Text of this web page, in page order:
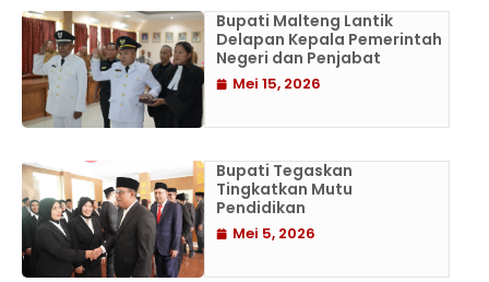
Bupati Malteng Lantik
Delapan Kepala Pemerintah
Negeri dan Penjabat
Mei 15, 2026
Bupati Tegaskan
Tingkatkan Mutu
Pendidikan
Mei 5, 2026